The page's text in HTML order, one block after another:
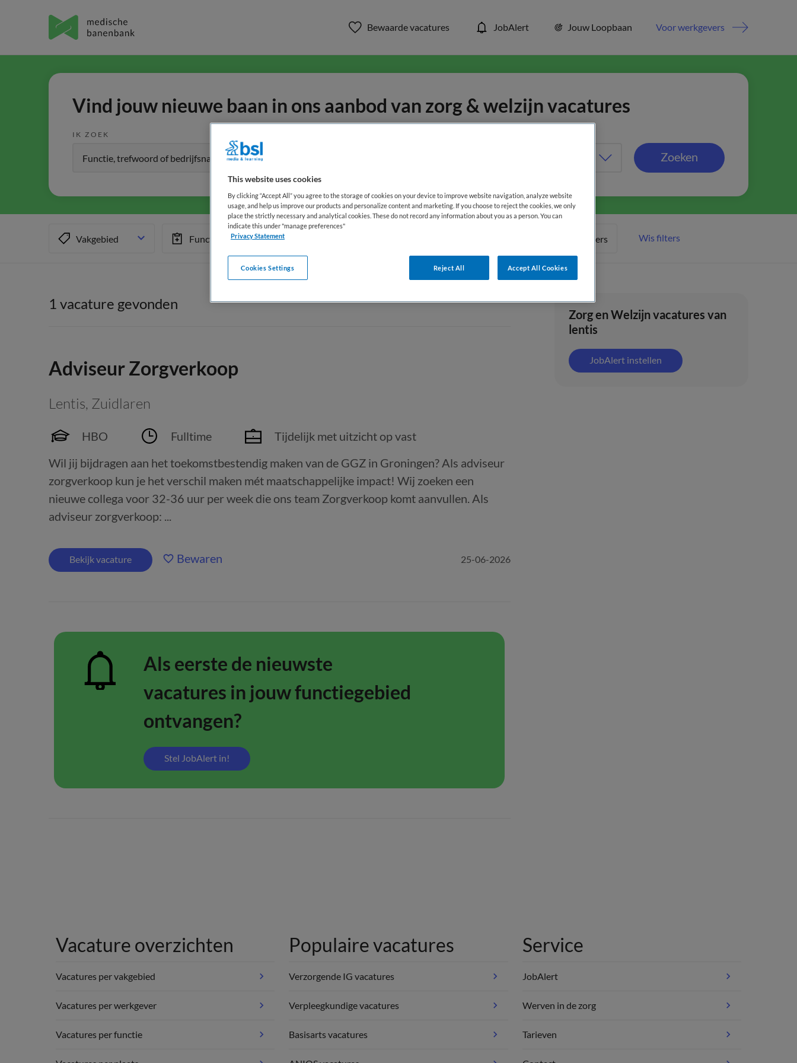
Bewaarde vacatures JobAlert Jouw Loopbaan Voor werkgevers
Vind jouw nieuwe baan in ons aanbod van zorg & welzijn vacatures
IK ZOEK
Zoeken
Vakgebied Functiegebied Meer filters Wis filters
Zorg en Welzijn vacatures van
lentis
JobAlert instellen
1 vacature gevonden
Adviseur Zorgverkoop
Lentis, Zuidlaren
HBO Fulltime
Tijdelijk met uitzicht op vast
Wil jij bijdragen aan het toekomstbestendig maken van de GGZ in Groningen? Als adviseur
zorgverkoop kun je het verschil maken mét maatschappelijke impact! Wij zoeken een
nieuwe collega voor 32-36 uur per week die ons team Zorgverkoop komt aanvullen. Als
adviseur zorgverkoop: ...
Bekijk vacature Bewaren 25-06-2026
Als eerste de nieuwste
vacatures in jouw functiegebied
ontvangen?
Stel JobAlert in!
Vacature overzichten
Vacatures per vakgebied
Vacatures per werkgever
Vacatures per functie
Populaire vacatures
Verzorgende IG vacatures
Verpleegkundige vacatures
Basisarts vacatures
Service
JobAlert
Werven in de zorg
Tarieven
This website uses cookies
By clicking “Accept All” you agree to the storage of cookies on your device to improve website navigation, analyze website
usage, and help us improve our products and personalize content and marketing. If you choose to reject the cookies, we only
place the strictly necessary and analytical cookies. These do not record any information about you as a person. You can
indicate this under "manage preferences"
Privacy Statement
Reject All Accept All Cookies
Cookies Settings